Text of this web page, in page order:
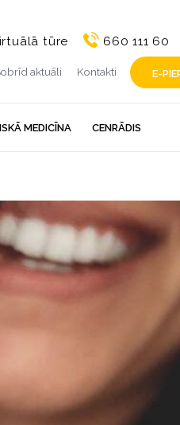
tūre 660 111 60
aktuāli Kontakti E-
MEDICĪNA CENRĀDIS